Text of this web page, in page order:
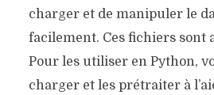
charger et de manipuler le
facilement. Ces fichiers sont
Pour les utiliser en Python,
charger et les prétraiter à